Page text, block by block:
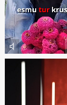
volume_mute